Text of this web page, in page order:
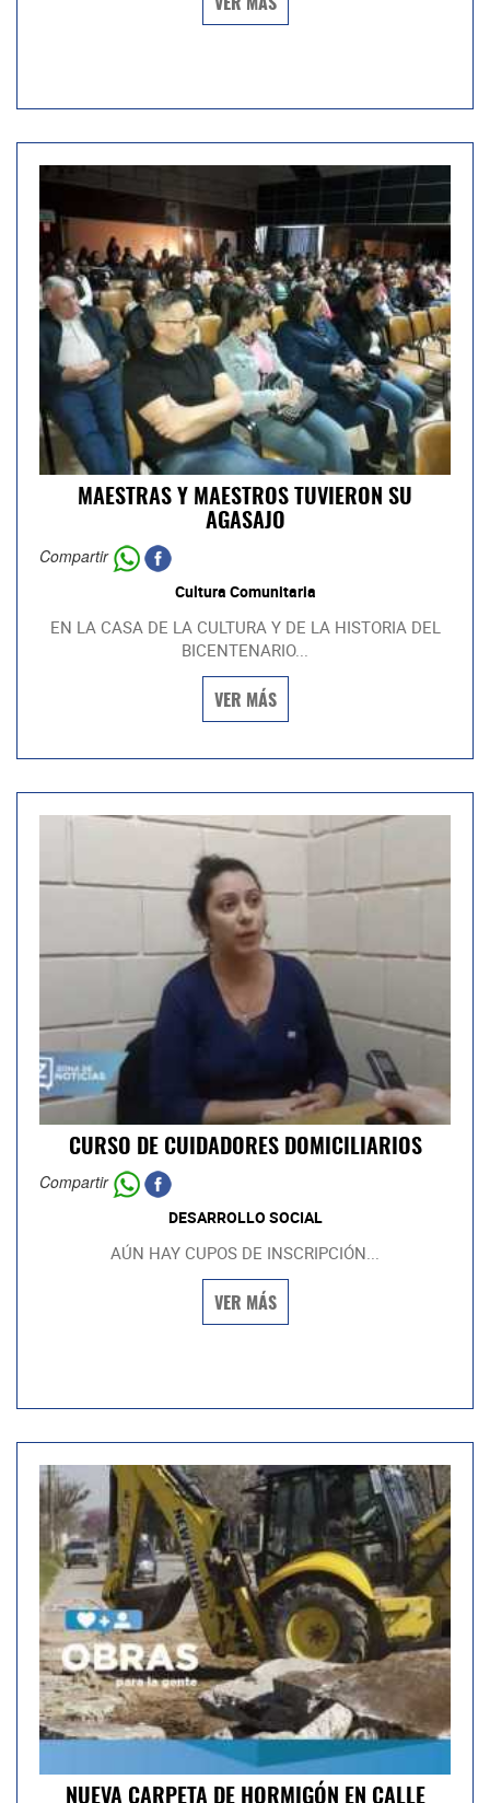
VER MÁS
MAESTRAS Y MAESTROS TUVIERON SU
AGASAJO
Compartir
Cultura Comunitaria
EN LA CASA DE LA CULTURA Y DE LA HISTORIA DEL
BICENTENARIO...
VER MÁS
CURSO DE CUIDADORES DOMICILIARIOS
Compartir
DESARROLLO SOCIAL
AÚN HAY CUPOS DE INSCRIPCIÓN...
VER MÁS
NUEVA CARPETA DE HORMIGÓN EN CALLE